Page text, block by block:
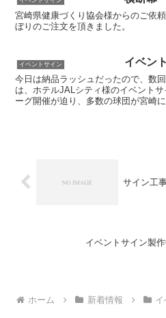
宮崎県健康づくり協会様からのご依
ぼりのご注文を頂きました。
イベントサイン イベン
今日は納品ラッシュだったので、数
は、ホテルJALシティ様のイベント
ーグ開催が迫り、多数の球団が宮崎
サイン工
イベントサイン製
ホーム 新着情報